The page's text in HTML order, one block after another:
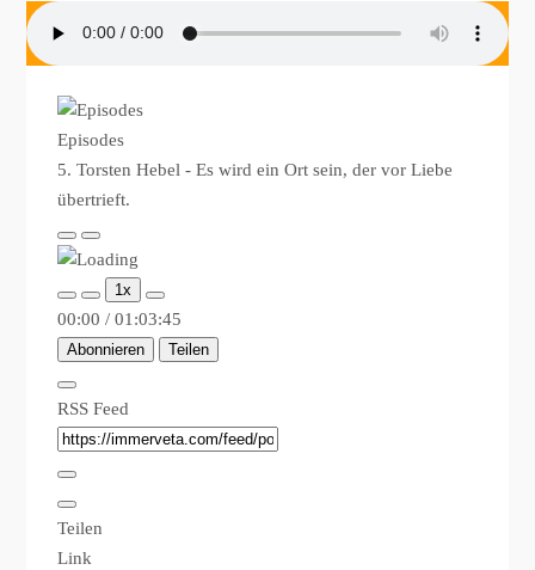
Episodes
5. Torsten Hebel - Es wird ein Ort sein, der vor Liebe
übertrieft.
Play
Episode
Pause
Episode
1x
00:00 / 01:03:45
Abonnieren Teilen
RSS Feed
Teilen
Link